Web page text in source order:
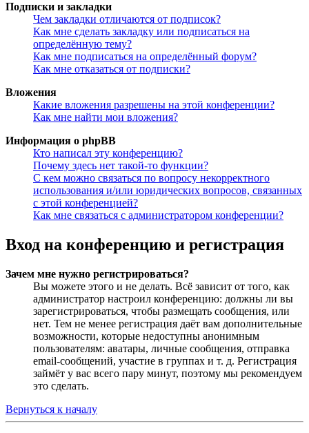
Подписки и закладки
Чем закладки отличаются от подписок?
Как мне сделать закладку или подписаться на
определённую тему?
Как мне подписаться на определённый форум?
Как мне отказаться от подписки?
Вложения
Какие вложения разрешены на этой конференции?
Как мне найти мои вложения?
Информация о phpBB
Кто написал эту конференцию?
Почему здесь нет такой-то функции?
С кем можно связаться по вопросу некорректного
использования и/или юридических вопросов, связанных
с этой конференцией?
Как мне связаться с администратором конференции?
Вход на конференцию и регистрация
Зачем мне нужно регистрироваться?
Вы можете этого и не делать. Всё зависит от того, как
администратор настроил конференцию: должны ли вы
зарегистрироваться, чтобы размещать сообщения, или
нет. Тем не менее регистрация даёт вам дополнительные
возможности, которые недоступны анонимным
пользователям: аватары, личные сообщения, отправка
email-сообщений, участие в группах и т. д. Регистрация
займёт у вас всего пару минут, поэтому мы рекомендуем
это сделать.
Вернуться к началу